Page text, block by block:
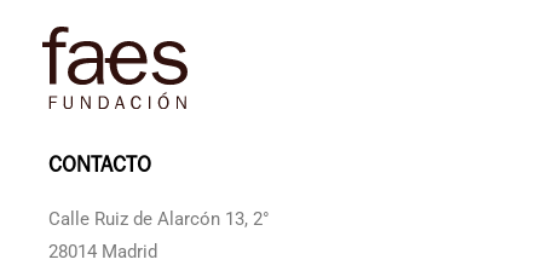
CONTACTO
Calle Ruiz de Alarcón 13, 2°
28014 Madrid